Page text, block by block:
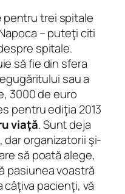
pentru trei spitale
– puteţi citi
spitale.
să fie din sfera
sau a
3000 de euro
pentru ediţia 2013
viaţă. Sunt deja
organizatorii şi-
să poată alege,
pasiunea voastră
pacienţi, vă